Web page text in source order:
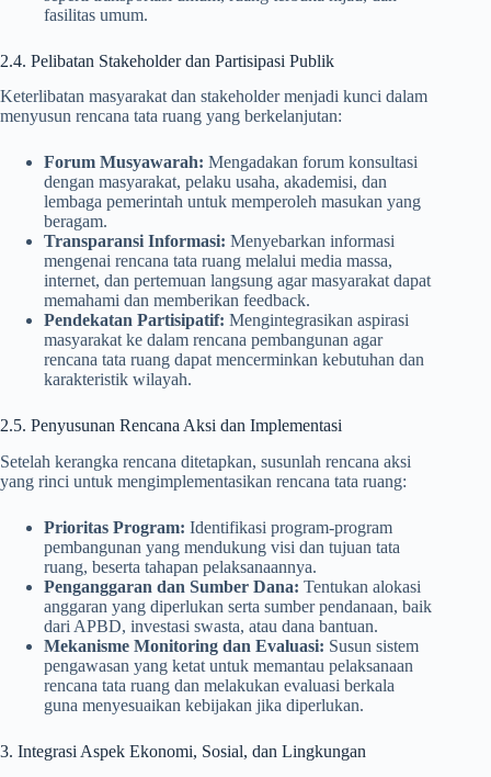
fasilitas umum.
2.4. Pelibatan Stakeholder dan Partisipasi Publik
Keterlibatan masyarakat dan stakeholder menjadi kunci dalam
menyusun rencana tata ruang yang berkelanjutan:
Forum Musyawarah: Mengadakan forum konsultasi
dengan masyarakat, pelaku usaha, akademisi, dan
lembaga pemerintah untuk memperoleh masukan yang
beragam.
Transparansi Informasi: Menyebarkan informasi
mengenai rencana tata ruang melalui media massa,
internet, dan pertemuan langsung agar masyarakat dapat
memahami dan memberikan feedback.
Pendekatan Partisipatif: Mengintegrasikan aspirasi
masyarakat ke dalam rencana pembangunan agar
rencana tata ruang dapat mencerminkan kebutuhan dan
karakteristik wilayah.
2.5. Penyusunan Rencana Aksi dan Implementasi
Setelah kerangka rencana ditetapkan, susunlah rencana aksi
yang rinci untuk mengimplementasikan rencana tata ruang:
Prioritas Program: Identifikasi program-program
pembangunan yang mendukung visi dan tujuan tata
ruang, beserta tahapan pelaksanaannya.
Penganggaran dan Sumber Dana: Tentukan alokasi
anggaran yang diperlukan serta sumber pendanaan, baik
dari APBD, investasi swasta, atau dana bantuan.
Mekanisme Monitoring dan Evaluasi: Susun sistem
pengawasan yang ketat untuk memantau pelaksanaan
rencana tata ruang dan melakukan evaluasi berkala
guna menyesuaikan kebijakan jika diperlukan.
3. Integrasi Aspek Ekonomi, Sosial, dan Lingkungan